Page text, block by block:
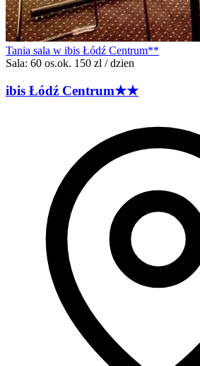
Tania sala w ibis Łódź Centrum**
Sala: 60 os.ok. 150 zl / dzien
ibis Łódź Centrum★★